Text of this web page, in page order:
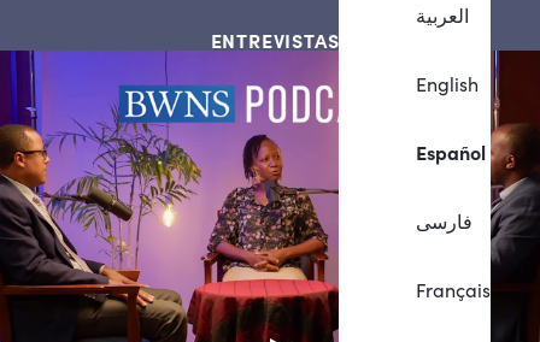
العربية
English
Español
فارسی
Français
ENTREVISTAS